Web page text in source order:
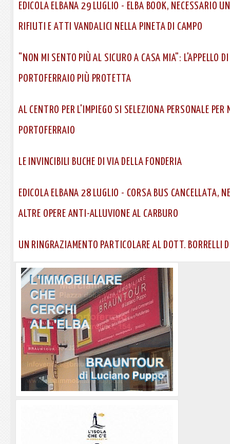
EDICOLA ELBANA 29 LUGLIO - ELBA BOOK, NECESSARIO
RIFIUTI E ATTI VANDALICI NELLA PINETA DI CAMPO
"NON MI SENTO PIÙ AL SICURO A CASA MIA": L'APPELLO
PORTOFERRAIO PIÙ PROTETTA
AL CENTRO PER L'IMPIEGO SI SELEZIONA PERSONALE
PORTOFERRAIO
LE INVINCIBILI BUCHE DI VIA DELLA FONDERIA
EDICOLA ELBANA 28 LUGLIO - CORSA BUS CANCELLATA,
ALTRE OPERE ANTI-ALLUVIONE AL CARBURO
UN RINGRAZIAMENTO PARTICOLARE AL DOTT. BORRELLI